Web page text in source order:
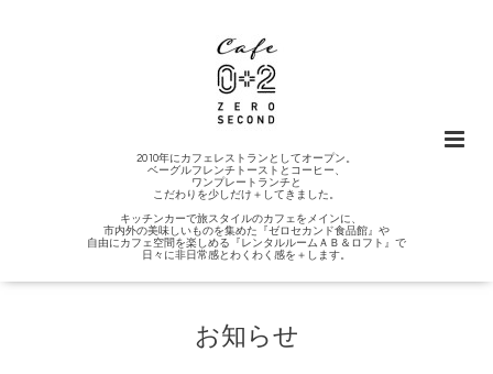
2010年にカフェレストランとしてオープン。
ベーグルフレンチトーストとコーヒー、
ワンプレートランチと
こだわりを少しだけ＋してきました。
キッチンカーで旅スタイルのカフェをメインに、
市内外の美味しいものを集めた『ゼロセカンド食品館』や
自由にカフェ空間を楽しめる『レンタルルームＡＢ＆ロフト』で
日々に非日常感とわくわく感を＋します。
お知らせ